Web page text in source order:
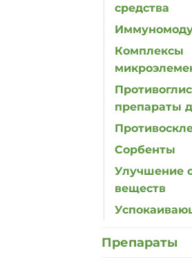
средства
Комплексы
препараты
Сорбенты
Улучшение
веществ
Препараты